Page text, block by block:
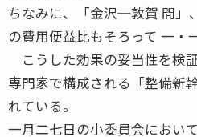
ちなみに、「金沢─敦賀 間」
の費用便益比もそろって 一・
こうした効果の妥当性を検
専門家で構成される「整備新
れている。
一月二七日の小委員会におい